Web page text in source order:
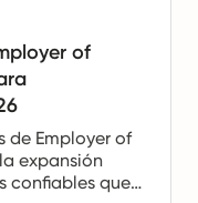
of
de Employer of
expansión
confiables que